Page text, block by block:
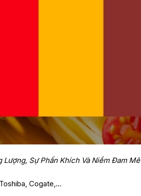
Lượng, Sự Phấn Khích Và Niềm Đam Mê
Cogate,…